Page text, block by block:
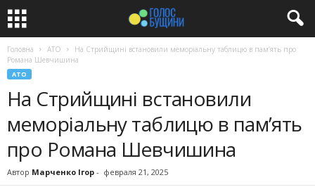
Головна АТО
На Стрийщині встановили меморіальну таблицю в пам’ять про
Романа Шевчишина
АТО
На Стрийщині встановили
меморіальну таблицю в пам’ять
про Романа Шевчишина
Автор Марченко Ігор - февраля 21, 2025